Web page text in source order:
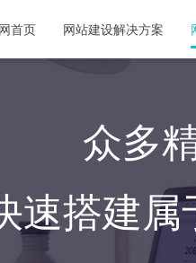
首页 网站建设解决方案
众多
速搭建